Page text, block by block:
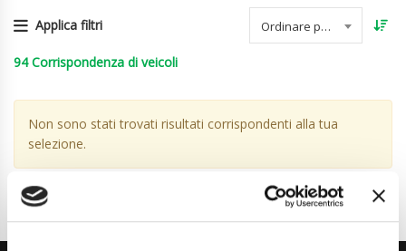
Applica filtri Ordinare per data
94 Corrispondenza di veicoli
Non sono stati trovati risultati corrispondenti alla tua
selezione.